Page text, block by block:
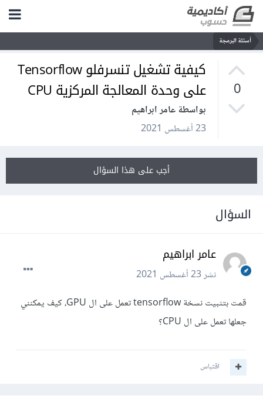
أسئلة البرمجة
0
كيفية تشغيل تنسرفلو Tensorflow
على وحدة المعالجة المركزية CPU
بواسطة عامر ابراهيم
23 أغسطس 2021
أجب على هذا السؤال
السؤال
عامر ابراهيم
نشر23 أغسطس 2021
قمت بتثبيت نسخة tensorflow تعمل على ال GPU، كيف يمكنني
جعلها تعمل على ال CPU؟
اقتباس